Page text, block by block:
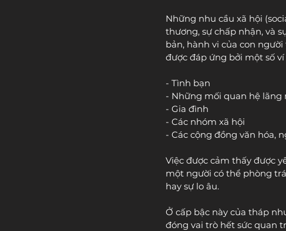
Những nhu cầu xã hội
thương, sự chấp nhận, và
bản, hành vi của con
được đáp ứng bởi một số
- Tình bạn
- Những mối quan hệ lãng
- Gia đình
- Các nhóm xã hội
- Các cộng đồng văn hóa,
Việc được cảm thấy được
một người có thể phòng
hay sự lo âu.
Ở cấp bậc này của tháp
đóng vai trò hết sức quan